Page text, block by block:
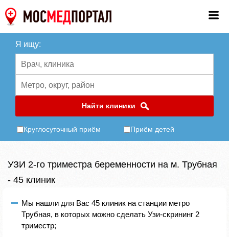
Я ищу:
Найти клиники
Круглосуточный приём Приём детей
УЗИ 2-го триместра беременности на м. Трубная
- 45 клиник
Мы нашли для Вас 45 клиник на станции метро
Трубная, в которых можно сделать Узи-скрининг 2
триместр;